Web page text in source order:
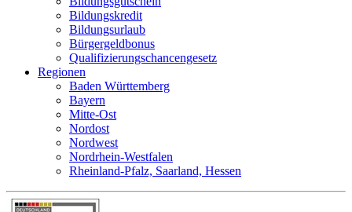
Bildungskredit
Bildungsurlaub
Bürgergeldbonus
Qualifizierungschancengesetz
Regionen
Baden Württemberg
Bayern
Mitte-Ost
Nordost
Nordwest
Nordrhein-Westfalen
Rheinland-Pfalz, Saarland, Hessen